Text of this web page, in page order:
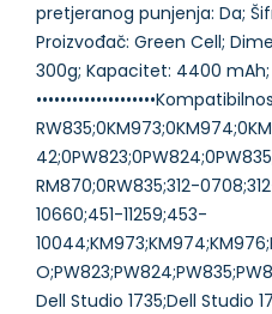
pretjeranog punjenja: Da;
Proizvođač: Green Cell;
300g; Kapacitet: 4400 mAh;
RM870;0RW835;312-
10660;451-11259;453-
Dell Studio 1735;Dell Studio